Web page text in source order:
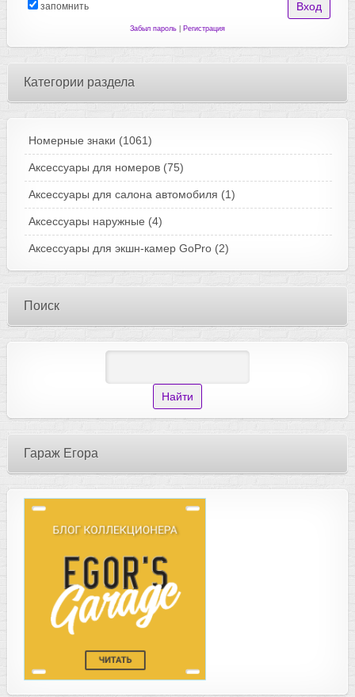
запомнить
Забыл пароль| Регистрация
Категории раздела
Номерные знаки (1061)
Аксессуары для номеров (75)
Аксессуары для салона автомобиля (1)
Аксессуары наружные (4)
Аксессуары для экшн-камер GoPro (2)
Поиск
Гараж Егора